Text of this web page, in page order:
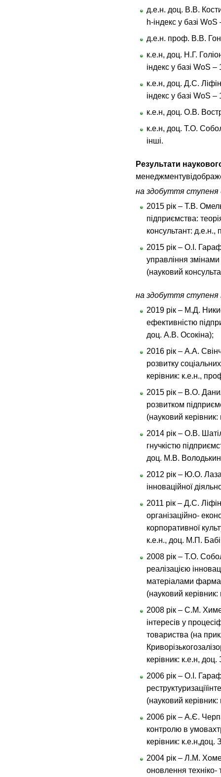
д.е.н. доц. В.В.
h-індекс у базі WоS
д.е.н. проф. В.В.
к.е.н, доц. Н.Г.
індекс у базі WоS –
к.е.н, доц. Д.С.
індекс у базі WоS –
к.е.н, доц. О.В.
к.е.н, доц. Т.О.
інші.
Результати
на здобуття ступеня
2015 рік – Т.В.
підприємства:
консультант:
2015 рік – О.І.
управління
(науковий
на здобуття ступеня
2019 рік – М.Д.
ефективністю
доц. А.В. Осокіна);
2016 рік – А.А.
розвитку
керівник: к.е.н.,
2015 рік – В.О.
розвитком
(науковий
2014 рік – О.В.
гнучкістю
доц. М.В.
2012 рік – Ю.О.
інноваційної
2011 рік – Д.С.
організаційно-
корпоративної
к.е.н., доц. М.П.
2008 рік – Т.О.
реалізацією
матеріалами
(науковий
2008 рік – С.М.
інтересів у
товариства (на
керівник: к.е.н,
2006 рік – О.І.
(науковий
2006 рік – А.Є.
контролю в
керівник:
2004 рік – Л.М.
оновлення техніко-